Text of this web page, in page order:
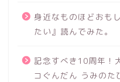
身近なものほどおも
たい』読んでみた。
記念すべき10周年！
コぐんだん うみのた